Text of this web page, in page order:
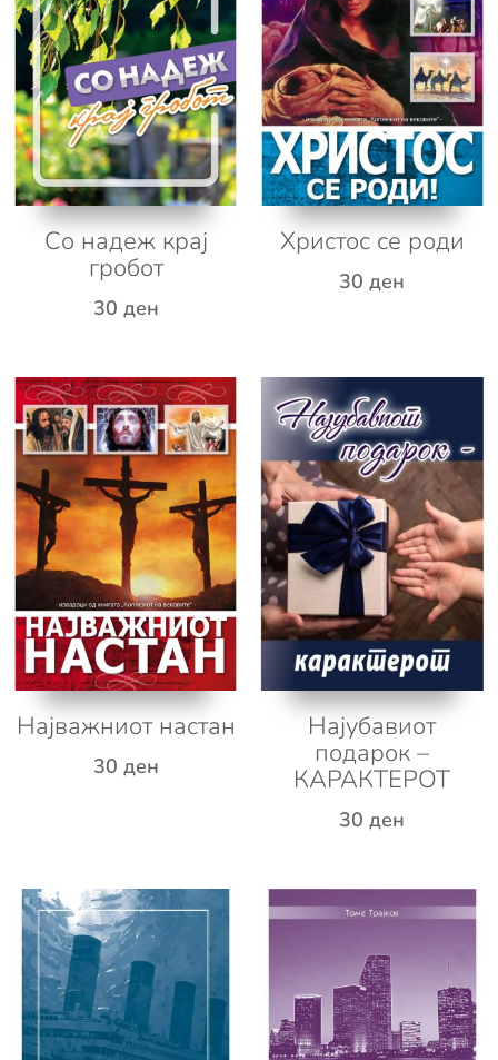
Со надеж крај
гробот
30 ден
Христос се роди
30ден
Најважниот настан
30 ден
Најубавиот
подарок –
КАРАКТЕРОТ
30ден